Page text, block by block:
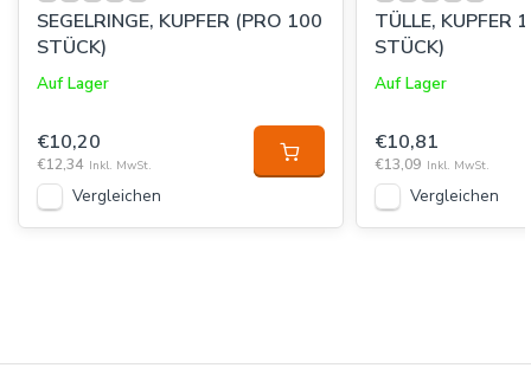
SEGELRINGE, KUPFER (PRO 100
STÜCK)
Auf Lager
€10,20
€12,34 Inkl. MwSt.
Vergleichen
TÜLLE, KUPFER
STÜCK)
Auf Lager
€10,81
€13,09 Inkl. MwSt.
Vergleichen